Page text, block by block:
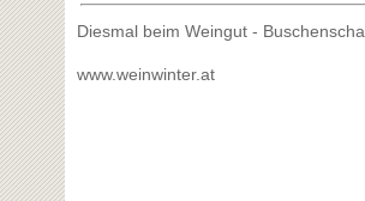
Diesmal beim Weingut -
www.weinwinter.at